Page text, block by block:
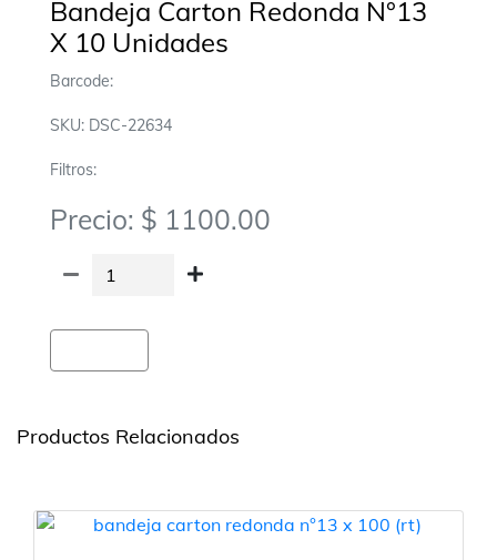
Bandeja Carton Redonda N°13
X 10 Unidades
Barcode:
SKU: DSC-22634
Filtros:
Precio: $ 1100.00
Productos Relacionados